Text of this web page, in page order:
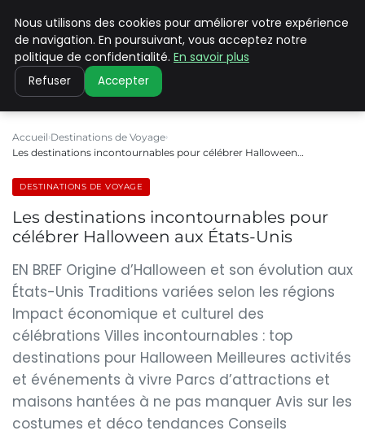
PILAT PATRIMOINES
Accueil Destinations de Voyage
Les destinations incontournables pour célébrer Halloween…
DESTINATIONS DE VOYAGE
Les destinations incontournables pour
célébrer Halloween aux États-Unis
EN BREF Origine d’Halloween et son évolution aux
États-Unis Traditions variées selon les régions
Impact économique et culturel des
célébrations Villes incontournables : top
destinations pour Halloween Meilleures activités
et événements à vivre Parcs d’attractions et
maisons hantées à ne pas manquer Avis sur les
costumes et déco tendances Conseils
Nous utilisons des cookies pour améliorer votre expérience
de navigation. En poursuivant, vous acceptez notre
politique de confidentialité. En savoir plus
Refuser Accepter